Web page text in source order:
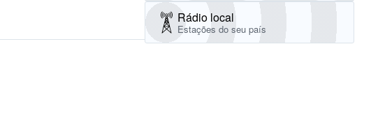
Rádio local
Estações do seu país